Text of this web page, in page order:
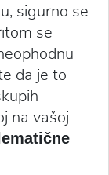
sigurno se
se
da je to
na vašoj